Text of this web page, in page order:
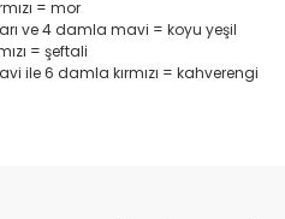
= mor
ve 4 damla mavi = koyu yeşil
= şeftali
ile 6 damla kırmızı = kahverengi